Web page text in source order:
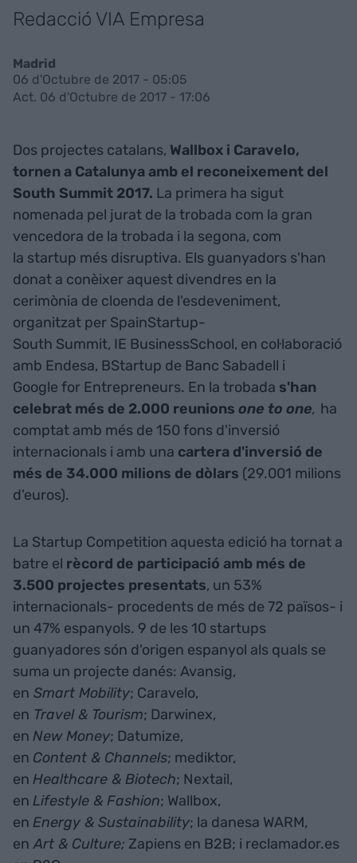
Redacció VIA Empresa
Madrid
06 d'Octubre de 2017 - 05:05
Act. 06 d'Octubre de 2017 - 17:06
Dos projectes catalans, Wallbox i Caravelo,
tornen a Catalunya amb el reconeixement del
South Summit 2017. La primera ha sigut
nomenada pel jurat de la trobada com la gran
vencedora de la trobada i la segona, com
la startup més disruptiva. Els guanyadors s'han
donat a conèixer aquest divendres en la
cerimònia de cloenda de l'esdeveniment,
organitzat per SpainStartup-
South Summit, IE BusinessSchool, en col·laboració
amb Endesa, BStartup de Banc Sabadell i
Google for Entrepreneurs. En la trobada s'han
celebrat més de 2.000 reunions one to one, ha
comptat amb més de 150 fons d'inversió
internacionals i amb una cartera d'inversió de
més de 34.000 milions de dòlars (29.001 milions
d'euros).
La Startup Competition aquesta edició ha tornat a
batre el rècord de participació amb més de
3.500 projectes presentats, un 53%
internacionals- procedents de més de 72 països- i
un 47% espanyols. 9 de les 10 startups
guanyadores són d'origen espanyol als quals se
suma un projecte danés: Avansig,
en Smart Mobility; Caravelo,
en Travel & Tourism; Darwinex,
en New Money; Datumize,
en Content & Channels; mediktor,
en Healthcare & Biotech; Nextail,
en Lifestyle & Fashion; Wallbox,
en Energy & Sustainability; la danesa WARM,
en Art & Culture; Zapiens en B2B; i reclamador.es